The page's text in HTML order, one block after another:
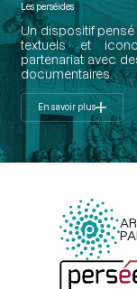
Les perséides
Un dispositif
textuels et
partenariat avec
documentaires.
En savoir plus